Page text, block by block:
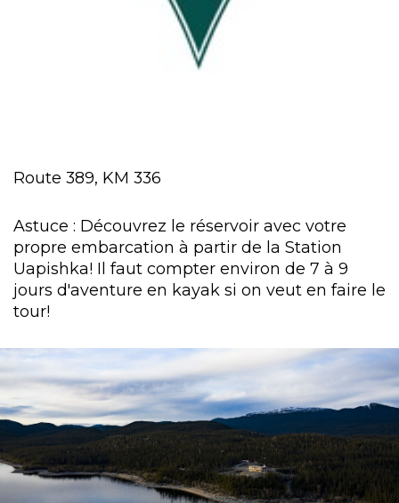
Route 389, KM 336
Astuce : Découvrez le réservoir avec votre
propre embarcation à partir de la Station
Uapishka! Il faut compter environ de 7 à 9
jours d'aventure en kayak si on veut en faire le
tour!